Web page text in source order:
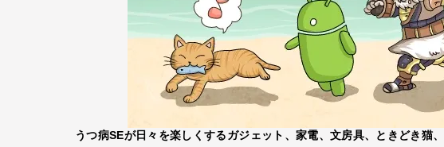
うつ病SEが日々を楽しくするガジェット、家電、文房具、ときどき猫